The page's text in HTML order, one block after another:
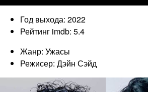
Год выхода: 2022
Рейтинг imdb: 5.4
Жанр: Ужасы
Режисер: Дэйн Сэйд